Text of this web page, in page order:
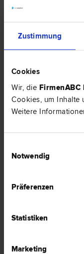
Zustimmung
Cookies
Wir, die FirmenABC
Cookies, um Inhalte
Weitere
Notwendig
Präferenzen
Statistiken
Marketing
Top-
Wels:
RIEGER recht |
Straf­recht |
recht
Doktor-Koss-Straße 14
2 Bewertungen